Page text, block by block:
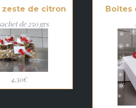
zeste de citron
de 250 grs
4,50€
Boites